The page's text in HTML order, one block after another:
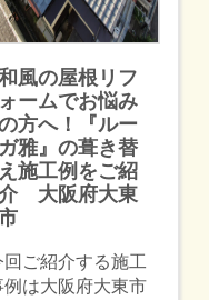
風の屋根リフ
ォームでお悩み
方へ！『ルー
ガ雅』の葺き替
え施工例をご紹
大阪府大東
回ご紹介する施工
例は大阪府大東市